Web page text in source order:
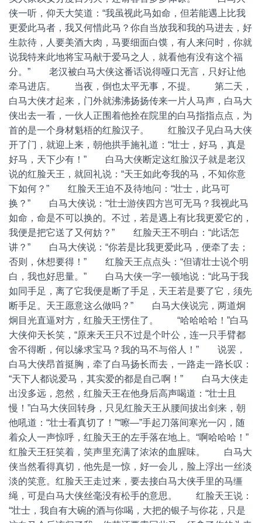
侠一听，仰天大笑道：“我虽视此马如命，但若能遇上比我
更爱此马者，我又何惜此马？你自当放我和我的马进去，好
生款待，人要美酒大肉，马要细面白馍，有人来问时，你就
说我特来此地将宝马献于爱马之人，就看他有没有这个福
分。” 老汉被白马大侠这番话说得哑口无言，只好让他
牵马进店。 当夜，倒也太平无事，不提。 第二天，
白马大侠才起来，门外就沸沸扬扬传来一片人马声，白马大
侠出去一看，一伙人正围着他拴在院里的白马指指点点，为
首的是一个身材魁梧的红脸汉子。 红脸汉子见白马大侠
开了门，就迎上来，朝他拱手施礼道：“壮士，好马，真是
好马，天下少有！” 白马大侠断定这红脸汉子就是老汉
说的红脸天王，就回礼说：“天王如此夸我的马，不知你意
下如何？” 红脸天王迫不及待地问：“壮士，此马可
换？” 白马大侠说：“壮士游侠四方岂可无马？我视此马
如命，命是不可以换的。不过，若是遇上有比我更爱它的，
我便是把它送了又何妨？” 红脸天王不明白：“此话怎
讲？” 白马大侠说：“你若是比我更爱此马，便牵了去；
否则，休想要得！” 红脸天王点点头：“但请壮士说个明
白，我也好思量。” 白马大侠一字一顿地说：“此马于我
如同手足，离了它我便是断了手足，天王若是要了它，须先
断手足。天王愿意这么做吗？” 白马大侠说完，两道炯
炯目光直逼对方，红脸天王愣住了。 “哈哈哈哈！”白马
大侠仰天长笑，“原来天王只不过是个叶公，连一只手臂都
舍不得断，何以缘求宝马？我的马不与俗人！” 说罢，
白马大侠昂首挺胸，牵了白马扬长而去，一路走一路长叹：
“天下人都说爱马，其实爱的都是自己啊！” 白马大侠走
出没多远，忽然，红脸天王在他身后高声喝道：“壮士且
慢！”白马大侠回转身，只见红脸天王从腰间拔出剑来，朝
他吼道：“壮士看真切了！”“嚓—”手起刀落间寒光一闪，随
着众人一声惊呼，红脸天王的左手落在地上。“啊哈哈哈！”
红脸天王狂笑着，笑声里充满了浓浓的血腥味。 白马大
侠当然看得真切，他先是一惊，好一会儿，脸上浮出一丝淡
淡的笑意。红脸天王走过来，要去接白马大侠手里的马缰
绳，可是白马大侠丝毫没有松手的意思。 红脸天王说：
“壮士，我自有大碗的酒与你喝，大把的银子与你花，只是